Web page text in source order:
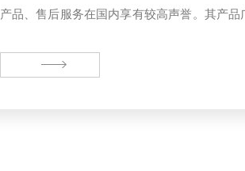
产品、售后服务在国内享有较高声誉。其产
压器油气相色谱仪、便携式气相色谱仪、溶